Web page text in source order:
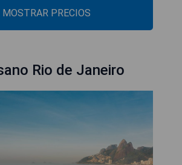
MOSTRAR PRECIOS
Rio de Janeiro